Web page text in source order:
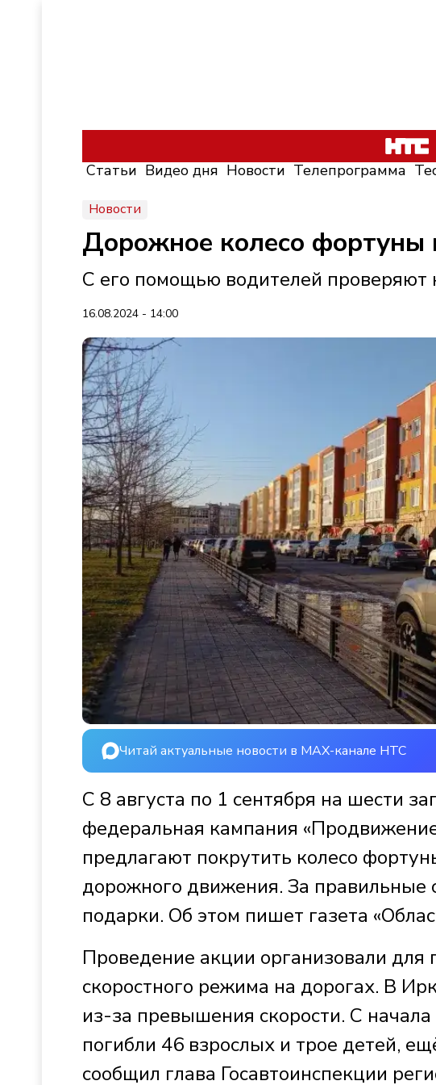
Статьи Видео дня Новости Телепрограмма
Новости
Дорожное колесо фортуны
С его помощью водителей
16.08.2024 - 14:00
Читай актуальные новости в MAX-канале НТС
С 8 августа по 1 сентября на шести
федеральная кампания
предлагают покрутить колесо
дорожного движения. За правильные
подарки. Об этом пишет газета
Проведение акции организовали
скоростного режима на дорогах. В
из-за превышения скорости. С
погибли 46 взрослых и трое детей,
сообщил глава Госавтоинспекции